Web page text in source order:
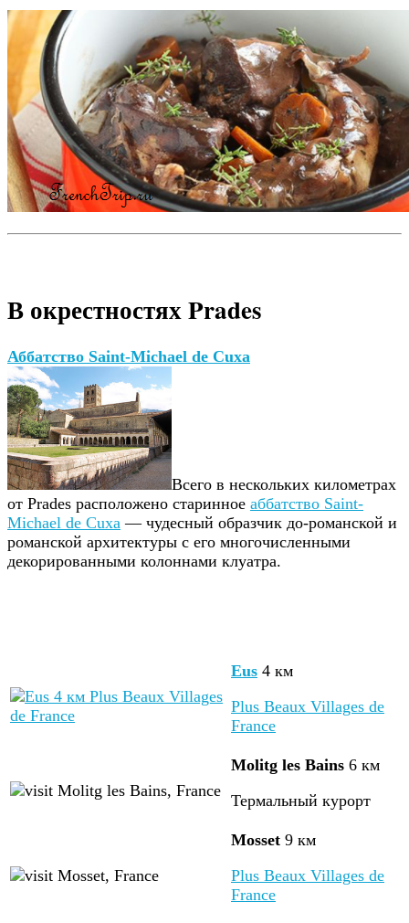
В окрестностях Prades
Аббатство Saint-Michael de Cuxa
Всего в нескольких километрах
от Prades расположено старинное аббатство Saint-
Michael de Cuxa — чудесный образчик до-романской и
романской архитектуры с его многочисленными
декорированными колоннами клуатра.
Eus 4 км
Plus Beaux Villages de
France
Molitg les Bains 6 км
Термальный курорт
Mosset 9 км
Plus Beaux Villages de
France